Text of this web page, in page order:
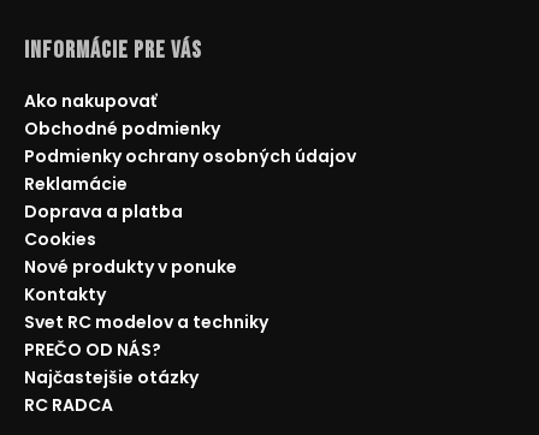
Informácie pre Vás
Ako nakupovať
Obchodné podmienky
Podmienky ochrany osobných údajov
Reklamácie
Doprava a platba
Cookies
Nové produkty v ponuke
Kontakty
Svet RC modelov a techniky
PREČO OD NÁS?
Najčastejšie otázky
RC RADCA